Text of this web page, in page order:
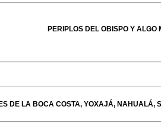
PERIPLOS DEL OBISPO Y ALGO
DE LA BOCA COSTA, YOXAJÁ, NAHUALÁ,